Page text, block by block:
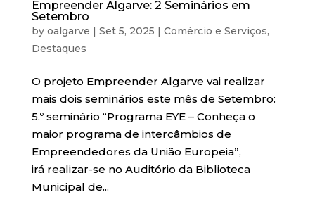
Empreender Algarve: 2 Seminários em
Setembro
by oalgarve | Set 5, 2025 | Comércio e Serviços,
Destaques
O projeto Empreender Algarve vai realizar
mais dois seminários este mês de Setembro:
5.º seminário “Programa EYE – Conheça o
maior programa de intercâmbios de
Empreendedores da União Europeia”,
irá realizar-se no Auditório da Biblioteca
Municipal de...